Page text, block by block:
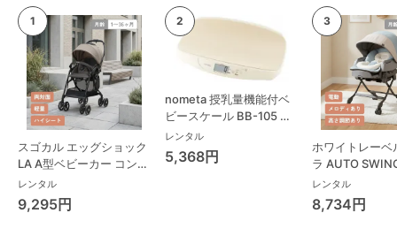
スゴカル エッグショック
LA A型ベビーカー コンビ
(Combi)
レンタル
9,295円
nometa 授乳量機能付ベ
ビースケール BB-105 タ
ニタ(TANITA) ベビースケ
ール・体重計
レンタル
5,368円
ホワイトレーベ
ラ AUTO
Long スリープ
コンビ(Combi)
チェア・ベビー
レンタル
8,734円